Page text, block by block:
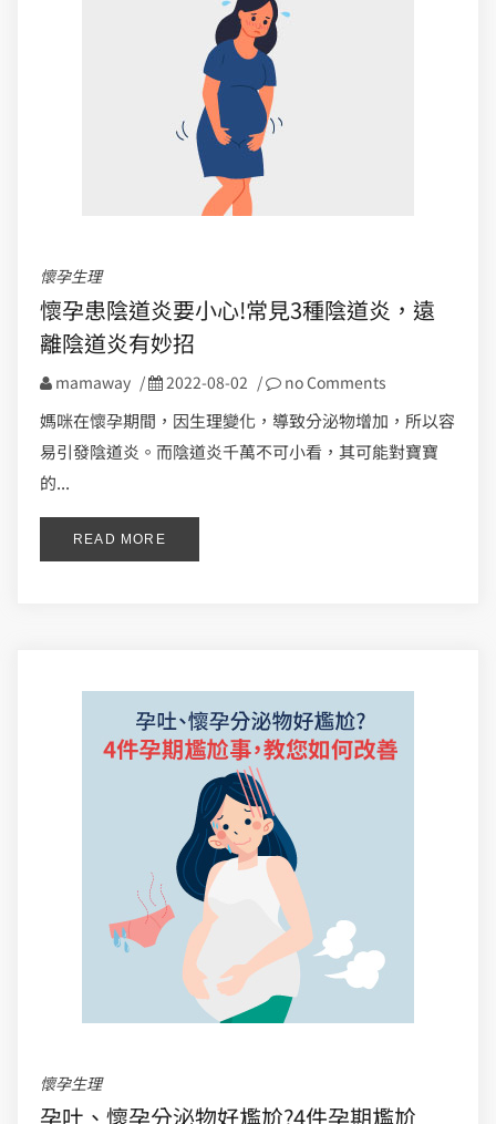
懷孕生理
懷孕患陰道炎要小心!常見3種陰道炎，遠
離陰道炎有妙招
mamaway / 2022-08-02 / no Comments
媽咪在懷孕期間，因生理變化，導致分泌物增加，所以容
易引發陰道炎。而陰道炎千萬不可小看，其可能對寶寶
的...
READ MORE
懷孕生理
孕吐、懷孕分泌物好尷尬?4件孕期尷尬